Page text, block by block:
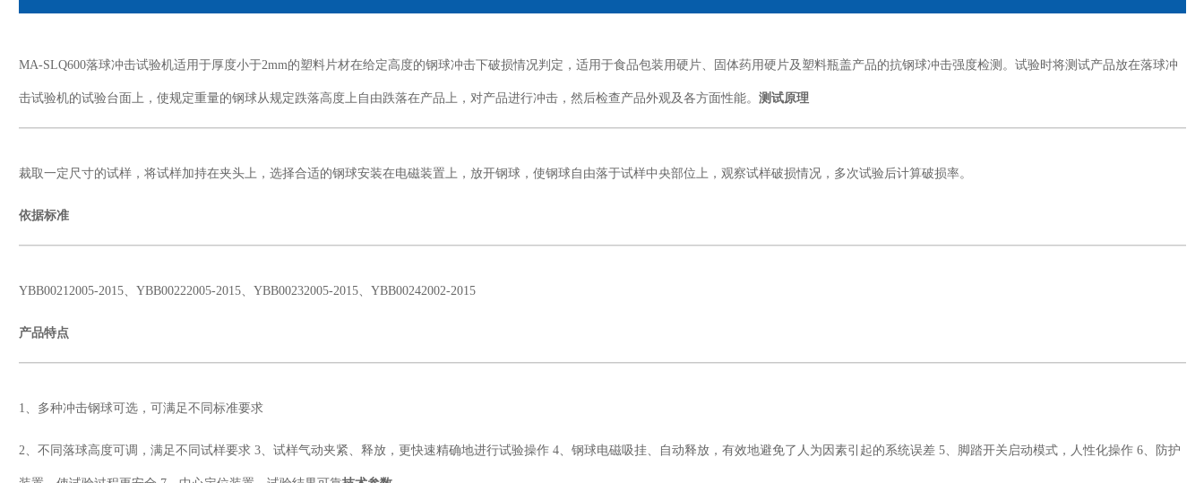
MA-SLQ600落球冲击试验机适用于厚度小于2mm的塑料片材在给定高度的钢球冲击下破损情况判定，适用于食品包装用硬片、固体药用硬片及塑料瓶盖产品的抗钢球冲击强度检测。试验时将测试产品放在落球冲
击试验机的试验台面上，使规定重量的钢球从规定跌落高度上自由跌落在产品上，对产品进行冲击，然后检查产品外观及各方面性能。 测试原理
裁取一定尺寸的试样，将试样加持在夹头上，选择合适的钢球安装在电磁装置上，放开钢球，使钢球自由落于试样中央部位上，观察试样破损情况，多次试验后计算破损率。
依据标准
YBB00212005-2015、YBB00222005-2015、YBB00232005-2015、YBB00242002-2015
产品特点
1、多种冲击钢球可选，可满足不同标准要求
2、不同落球高度可调，满足不同试样要求 3、试样气动夹紧、释放，更快速精确地进行试验操作 4、钢球电磁吸挂、自动释放，有效地避免了人为因素引起的系统误差 5、脚踏开关启动模式，人性化操作 6、防护